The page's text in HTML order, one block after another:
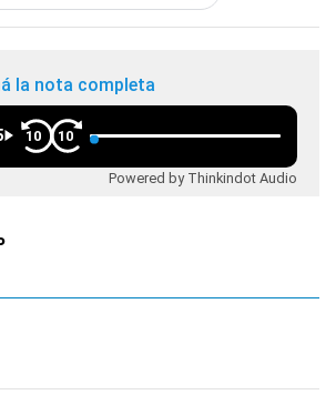
la nota completa
10 10
Powered by Thinkindot Audio